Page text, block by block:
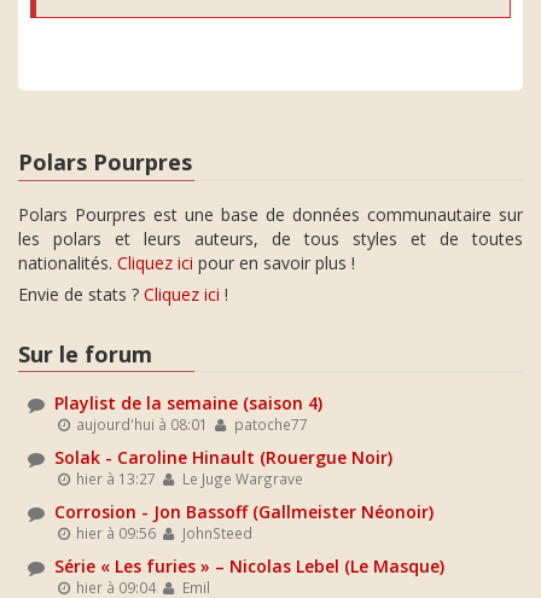
Polars Pourpres
Polars Pourpres est une base de données communautaire sur
les polars et leurs auteurs, de tous styles et de toutes
nationalités. Cliquez ici pour en savoir plus !
Envie de stats ? Cliquez ici !
Sur le forum
Playlist de la semaine (saison 4)
aujourd'hui à 08:01 patoche77
Solak - Caroline Hinault (Rouergue Noir)
hier à 13:27 Le Juge Wargrave
Corrosion - Jon Bassoff (Gallmeister Néonoir)
hier à 09:56 JohnSteed
Série « Les furies » – Nicolas Lebel (Le Masque)
hier à 09:04 Emil